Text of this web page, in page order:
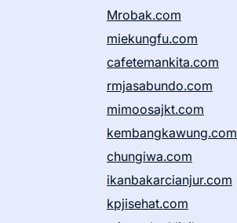
Mrobak.com
miekungfu.com
cafetemankita.com
rmjasabundo.com
mimoosajkt.com
kembangkawung.com
chungiwa.com
ikanbakarcianjur.com
kpjisehat.com